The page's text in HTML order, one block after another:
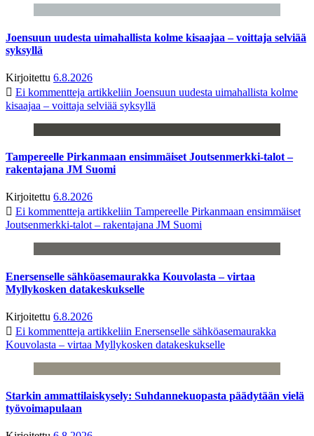
Joensuun uudesta uimahallista kolme kisaajaa – voittaja selviää
syksyllä
Kirjoitettu 6.8.2026
Ei kommentteja artikkeliin Joensuun uudesta uimahallista kolme
kisaajaa – voittaja selviää syksyllä
Tampereelle Pirkanmaan ensimmäiset Joutsenmerkki-talot –
rakentajana JM Suomi
Kirjoitettu 6.8.2026
Ei kommentteja artikkeliin Tampereelle Pirkanmaan ensimmäiset
Joutsenmerkki-talot – rakentajana JM Suomi
Enersenselle sähköasemaurakka Kouvolasta – virtaa
Myllykosken datakeskukselle
Kirjoitettu 6.8.2026
Ei kommentteja artikkeliin Enersenselle sähköasemaurakka
Kouvolasta – virtaa Myllykosken datakeskukselle
Starkin ammattilaiskysely: Suhdannekuopasta päädytään vielä
työvoimapulaan